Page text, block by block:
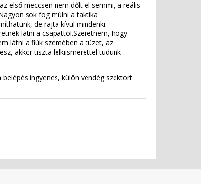
első meccsen nem dőlt el semmi, a reális
sok fog múlni a taktika
de rajta kívül mindenki
látni a csapattól.Szeretném, hogy
látni a fiúk szemében a tüzet, az
akkor tiszta lelkiismerettel tudunk
ingyenes, külön vendég szektort